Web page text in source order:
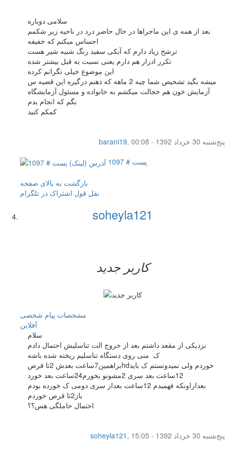
سلامی دوباره
بعد از همه ی این ماجراها در حال حاضر درد در ناحیه زیر شکمم
احساس میکنم که خفیفه
ترشح زیاد دارم که آبکی سفید رنگ شبیه شیر هست
تکرر ادرار هم دارم یعنی نسبت به قبل بیشتر شده
این موضوع خیلی نگرانم کرده
میشه بگید تشخیص شما چیه 2 ماهه که ذهنم درگیره این قضیه س
آزمایش خون هم خجالت میکشم به خانواده و مسئول آزمایشگاه
بگم که انجام بدم
کمکم کنید
barani19,
پنج‌شنبه 30 خرداد 1392 - 00:08
پست # 1097
بازگشت به بالای صفحه
نقل قول اشتراک در تلگرام
soheyla121
کاربر جدید
مشخصات پیام شخصی
آفلاين
سلام
نزدیکی از مقعد داشتم بعد از خروج الت تناسلیش احتمال دادم
ک منی روی دستگاه تناسلیم ریخته شده باشه
براهمین7ساعت بعدش 2تا قرصhdخوردم ولی نمیدونستم ک باید
12ساعت بعد سری 2مشونو بخورم24ساعت بعد خورد
بعدازاونکه فهمیدم 12ساعت بعداز سری دومی ک خورده بودم
باز2تا قرص خوردم
احتمال حاملگی هس؟؟
soheyla121 ,
پنج‌شنبه 30 خرداد 1392 - 15:05